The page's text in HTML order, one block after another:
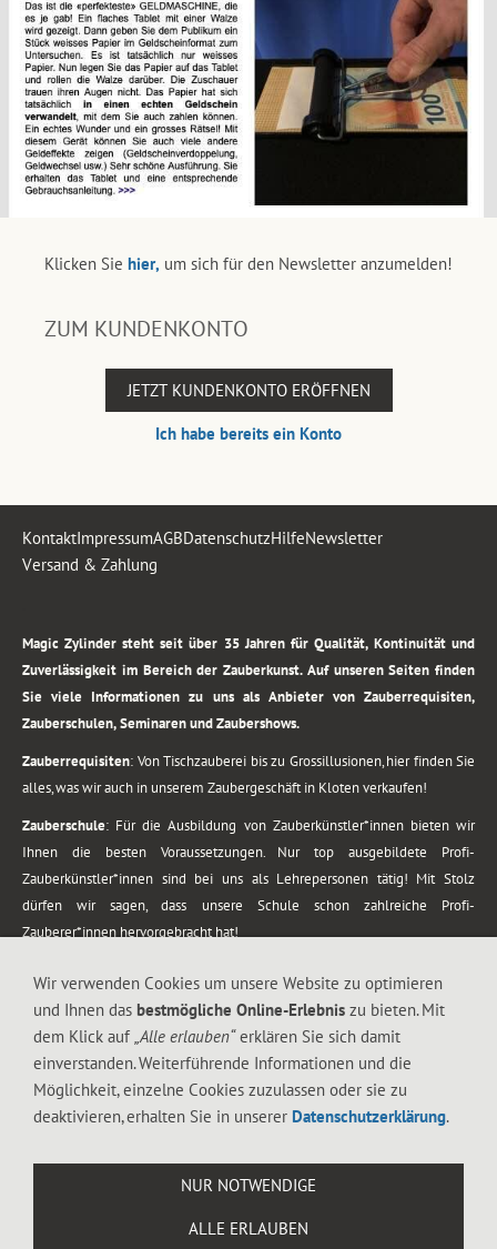
Klicken Sie hier, um sich für den Newsletter anzumelden!
ZUM KUNDENKONTO
JETZT KUNDENKONTO ERÖFFNEN
Ich habe bereits ein Konto
KontaktImpressumAGBDatenschutzHilfeNewsletter
Versand & Zahlung
Magic Zylinder steht seit über 35 Jahren für Qualität, Kontinuität und
Zuverlässigkeit im Bereich der Zauberkunst. Auf unseren Seiten finden
Sie viele Informationen zu uns als Anbieter von Zauberrequisiten,
Zauberschulen, Seminaren und Zaubershows.
Zauberrequisiten: Von Tischzauberei bis zu Grossillusionen, hier finden Sie
alles, was wir auch in unserem Zaubergeschäft in Kloten verkaufen!
Zauberschule: Für die Ausbildung von Zauberkünstler*innen bieten wir
Ihnen die besten Voraussetzungen. Nur top ausgebildete Profi-
Zauberkünstler*innen sind bei uns als Lehrepersonen tätig! Mit Stolz
dürfen wir sagen, dass unsere Schule schon zahlreiche Profi-
Zauberer*innen hervorgebracht hat!
vom Kinderprogramm bis zur Tischzauberei. Lassen Sie sich faszinieren von
meiner Zauber-Sprech-Show, angerührt mit sprachlichen Sequenzen,
gewürzt mit Gags und visuellen Illusionen wie Kaninchen, Vasen, Seilen,
Flughafenstrasse 4, 8302 Kloten
Wir verwenden Cookies um unsere Website zu optimieren
und Ihnen das bestmögliche Online-Erlebnis zu bieten. Mit
dem Klick auf „Alle erlauben“erklären Sie sich damit
einverstanden. Weiterführende Informationen und die
Möglichkeit, einzelne Cookies zuzulassen oder sie zu
deaktivieren, erhalten Sie in unserer Datenschutzerklärung.
NUR NOTWENDIGE
ALLE ERLAUBEN